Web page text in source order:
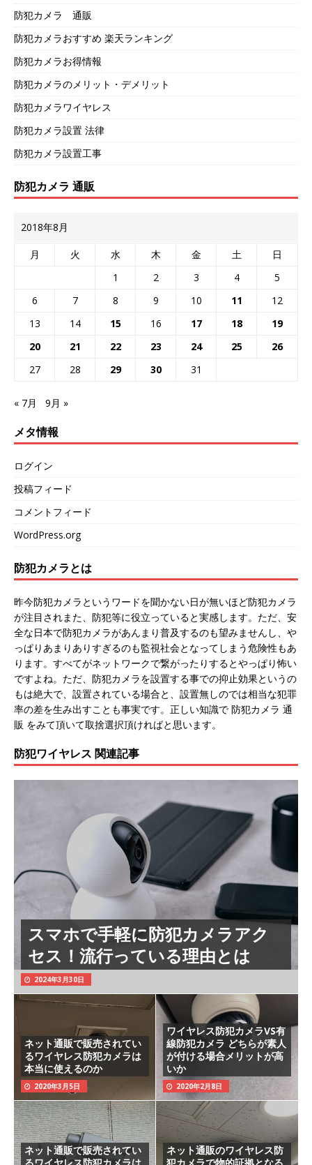
防犯カメラ 通販
防犯カメラおすすめ 楽天ランキング
防犯カメラお得情報
防犯カメラのメリット・デメリット
防犯カメラワイヤレス
防犯カメラ設置 法律
防犯カメラ設置工事
防犯カメラ 通販
2018年8月
月 火 水 木 金 土
日
1
2 3 4
5
6
7 8 9 10 11
12
13
14 15 16 17 18
19
20
21 22 23 24 25
26
27
28 29 30 31
« 7月 9月 »
メタ情報
ログイン
投稿フィード
コメントフィード
WordPress.org
防犯カメラとは
昨今防犯カメラというワードを聞かない日が無いほど防犯カメラ
が注目されまた、防犯等に役立っていると実感します。ただ、安
全な日本で防犯カメラがあんまり普及するのも望みませんし、や
っぱりあまりありすぎるのも監視社会となってしまう危険性もあ
ります。すべてがネットワークで繋がったりするとやっぱり怖い
ですよね。ただ、防犯カメラを設置する事での抑止効果というの
もは絶大で、設置されている場合と、設置無しのでは相当な犯罪
率の差を生み出すことも事実です。正しい知識で 防犯カメラ 通
販 をみて頂いて取捨選択頂ければと思います。
防犯ワイヤレス 関連記事
スマホで手軽に防犯カメラアク
セス！流行っている理由とは
2024年3月30日
ネット通販で販売されてい
るワイヤレス防犯カメラは
本当に使えるのか
2020年3月5日
ワイヤレス防犯カメラVS有
線防犯カメラ どちらが素人
が付ける場合メリットが高
いか
2020年2月8日
ネット通販で販売されてい
ネット通販のワイヤレス防